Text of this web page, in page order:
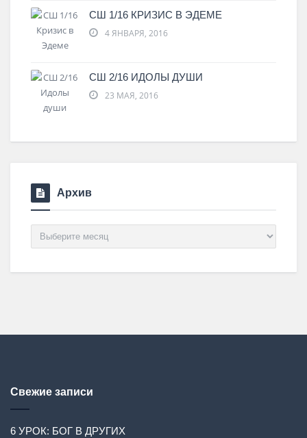
СШ 1/16 КРИЗИС В ЭДЕМЕ
4 ЯНВАРЯ, 2016
СШ 2/16 ИДОЛЫ ДУШИ
23 МАЯ, 2016
Архив
Архив
Свежие записи
6 УРОК: БОГ В ДРУГИХ